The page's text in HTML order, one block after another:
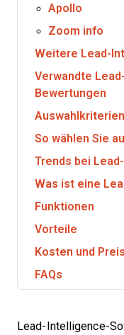
Apollo
Zoom info
Weitere Lead-
Verwandte
Bewertungen
Auswahlkriterien
So wählen Sie
Trends bei
Was ist eine
Funktionen
Vorteile
Kosten und
FAQs
Lead-Intelligence-